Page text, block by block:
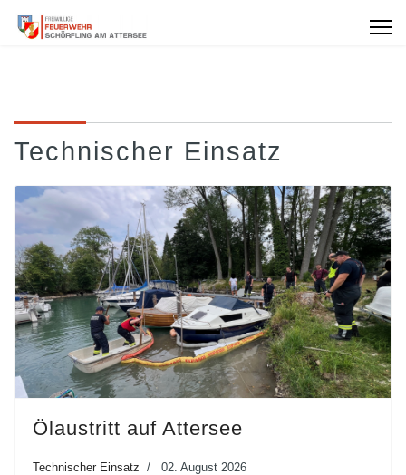
Technischer Einsatz
Ölaustritt auf Attersee
Technischer Einsatz 02. August 2026